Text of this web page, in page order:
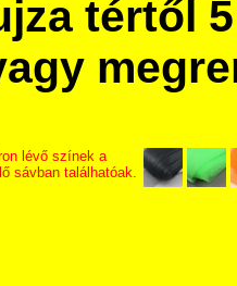
tértől
lévő színek a
sávban találhatóak.